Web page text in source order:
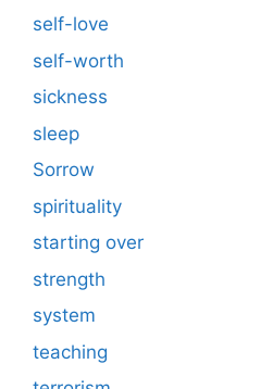
self-love
self-worth
sickness
sleep
Sorrow
spirituality
starting over
strength
system
teaching